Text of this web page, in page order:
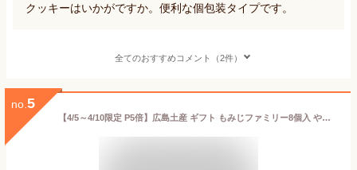
クッキーはいかがですか。便利な個包装タイプです。
全てのおすすめコメント（2件）
no. 5
【4/5～4/10限定 P5倍】広島土産 ギフト もみじファミリー8個入 やまだ屋のもみじ饅頭